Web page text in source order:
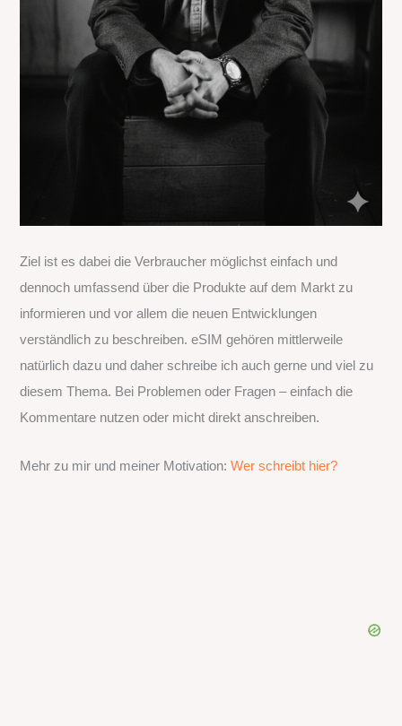
Ziel ist es dabei die Verbraucher möglichst einfach und
dennoch umfassend über die Produkte auf dem Markt zu
informieren und vor allem die neuen Entwicklungen
verständlich zu beschreiben. eSIM gehören mittlerweile
natürlich dazu und daher schreibe ich auch gerne und viel zu
diesem Thema. Bei Problemen oder Fragen – einfach die
Kommentare nutzen oder micht direkt anschreiben.
Mehr zu mir und meiner Motivation:Wer schreibt hier?